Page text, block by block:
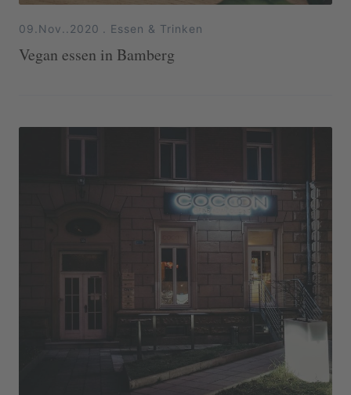
09.Nov..2020 . Essen & Trinken
Vegan essen in Bamberg